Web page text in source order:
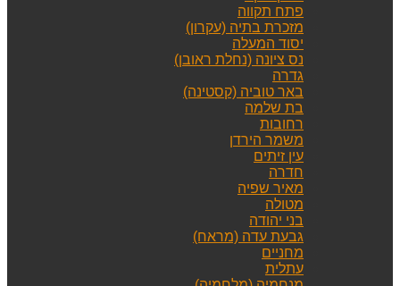
פתח תקווה
מזכרת בתיה (עקרון)
יסוד המעלה
נס ציונה (נחלת ראובן)
גדרה
באר טוביה (קסטינה)
בת שלמה
רחובות
משמר הירדן
עין זיתים
חדרה
מאיר שפיה
מטולה
בני יהודה
גבעת עדה (מראח)
מחניים
עתלית